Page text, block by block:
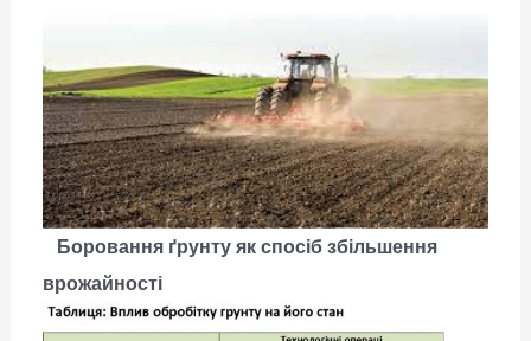
Боровання ґрунту як спосіб збільшення
врожайності